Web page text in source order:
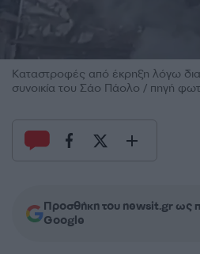
Καταστροφές από έκρηξη λόγω
συνοικία του Σάο Πάολο / πηγή
Προσθήκη του newsit.gr ως
Google